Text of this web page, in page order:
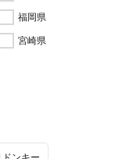
福岡県
宮崎県
ンキー